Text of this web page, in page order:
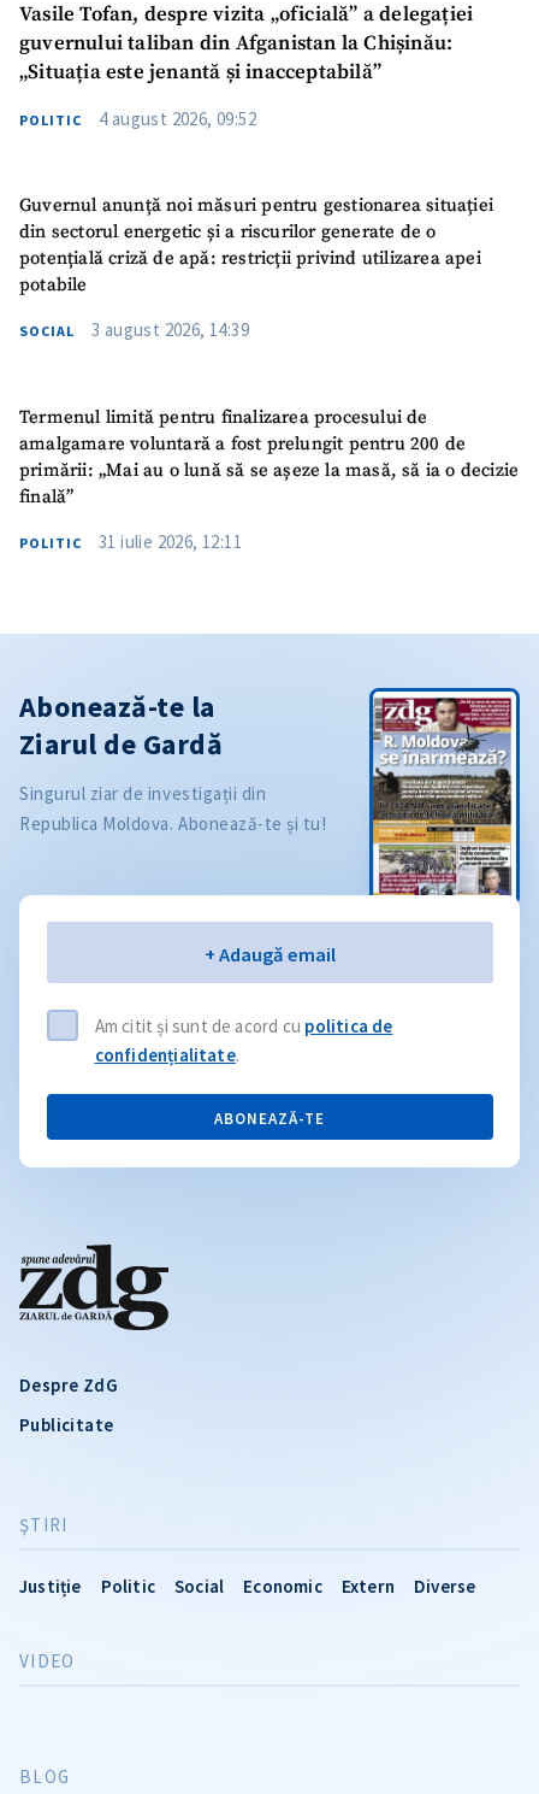
Vasile Tofan, despre vizita „oficială” a delegației
guvernului taliban din Afganistan la Chișinău:
„Situația este jenantă și inacceptabilă”
POLITIC 4 august 2026, 09:52
Guvernul anunță noi măsuri pentru gestionarea situației
din sectorul energetic și a riscurilor generate de o
potențială criză de apă: restricții privind utilizarea apei
potabile
SOCIAL 3 august 2026, 14:39
Termenul limită pentru finalizarea procesului de
amalgamare voluntară a fost prelungit pentru 200 de
primării: „Mai au o lună să se așeze la masă, să ia o decizie
finală”
POLITIC 31 iulie 2026, 12:11
Despre ZdG
Publicitate
ŞTIRI
Justiție Politic Social Economic Extern Diverse
VIDEO
BLOG
Abonează-te la
Ziarul de Gardă
Singurul ziar de investigații din
Republica Moldova. Abonează-te și tu!
+ Adaugă email
Am citit și sunt de acord cu politica de
confidențialitate.
ABONEAZĂ-TE